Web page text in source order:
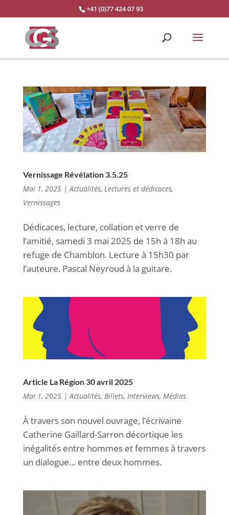
+41 (0)77 424 07 93
Vernissage Révélation 3.5.25
Mai 1, 2025| Actualités, Lectures et dédicaces,
Vernissages
Dédicaces, lecture, collation et verre de
l’amitié, samedi 3 mai 2025 de 15h à 18h au
refuge de Chamblon. Lecture à 15h30 par
l’auteure. Pascal Neyroud à la guitare.
Article La Région 30 avril 2025
Mai 1, 2025|Actualités, Billets, Interviews, Médias
À travers son nouvel ouvrage, l’écrivaine
Catherine Gaillard-Sarron décortique les
inégalités entre hommes et femmes à travers
un dialogue… entre deux hommes.